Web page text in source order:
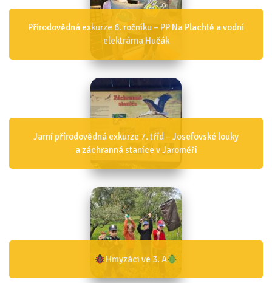
Přírodovědná exkurze 6. ročníku – PP Na Plachtě a vodní
elektrárna Hučák
Jarní přírodovědná exkurze 7. tříd – Josefovské louky
a záchranná stanice v Jaroměři
Hmyzáci ve 3. A